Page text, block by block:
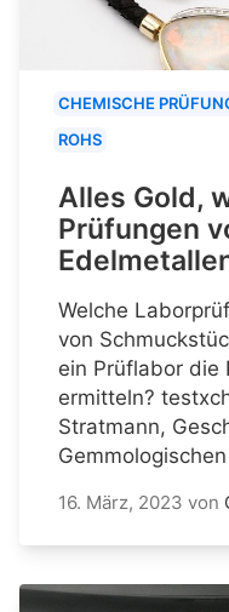
CHEMISCHE
ROHS
Alles Gold,
Prüfungen
Welche
von
ein Prüflabor die
ermitteln?
Stratmann,
16. März, 2023 von